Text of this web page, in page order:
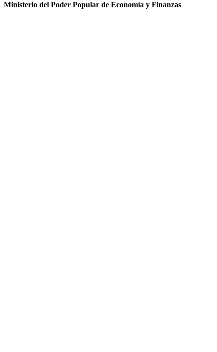
Ministerio del Poder Popular de Economía y Finanzas